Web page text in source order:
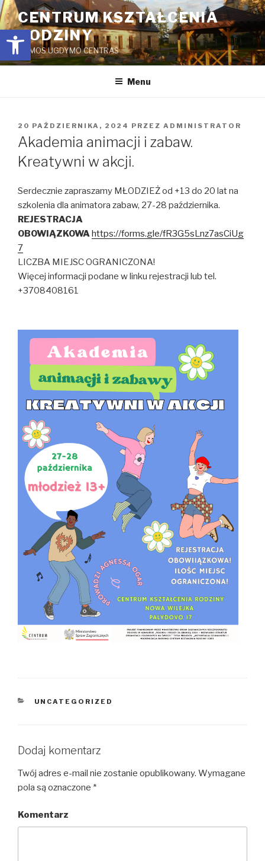
Open toolbar
Przejdź
do
treści
CENTRUM KSZTAŁCENIA
RODZINY
ŠEIMOS UGDYMO CENTRAS
Menu
OPUBLIKOWANE
W
20 PAŹDZIERNIKA, 2024 PRZEZ ADMINISTRATOR
Akademia animacji i zabaw.
Kreatywni w akcji.
Serdecznie zapraszamy MŁODZIEŻ od +13 do 20 lat na
szkolenia dla animatora zabaw, 27-28 października.
REJESTRACJA
OBOWIĄZKOWAhttps://forms.gle/fR3G5sLnz7asCiUg
7
LICZBA MIEJSC OGRANICZONA!
Więcej informacji podane w linku rejestracji lub tel.
+3708408161
KATEGORIE
UNCATEGORIZED
Dodaj komentarz
Twój adres e-mail nie zostanie opublikowany. Wymagane
pola są oznaczone *
Komentarz